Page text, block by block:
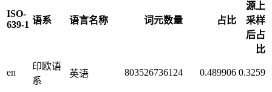
ISO-
639-1 语系 语言名称 词元数量 占比
源上
采样
后占
比
en
印欧语
系
英语 803526736124 0.489906 0.3259